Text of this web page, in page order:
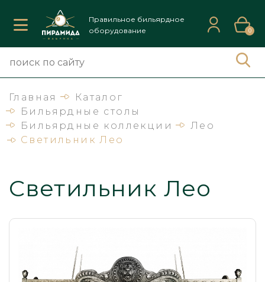
Правильное бильярдное
оборудование
0
Главная
Каталог
Бильярдные столы
Бильярдные коллекции
Лео
Светильник Лео
Светильник Лео